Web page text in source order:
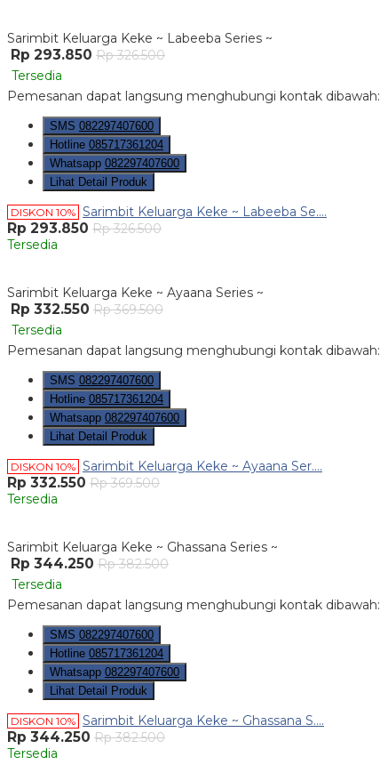
Sarimbit Keluarga Keke ~ Labeeba Series ~
Rp 293.850 Rp 326.500
Tersedia
Pemesanan dapat langsung menghubungi kontak dibawah:
SMS 082297407600
Hotline 085717361204
Whatsapp 082297407600
Lihat Detail Produk
DISKON 10% Sarimbit Keluarga Keke ~ Labeeba Se....
Rp 293.850 Rp 326.500
Tersedia
Sarimbit Keluarga Keke ~ Ayaana Series ~
Rp 332.550 Rp 369.500
Tersedia
Pemesanan dapat langsung menghubungi kontak dibawah:
SMS 082297407600
Hotline 085717361204
Whatsapp 082297407600
Lihat Detail Produk
DISKON 10% Sarimbit Keluarga Keke ~ Ayaana Ser....
Rp 332.550 Rp 369.500
Tersedia
Sarimbit Keluarga Keke ~ Ghassana Series ~
Rp 344.250 Rp 382.500
Tersedia
Pemesanan dapat langsung menghubungi kontak dibawah:
SMS 082297407600
Hotline 085717361204
Whatsapp 082297407600
Lihat Detail Produk
DISKON 10% Sarimbit Keluarga Keke ~ Ghassana S....
Rp 344.250 Rp 382.500
Tersedia